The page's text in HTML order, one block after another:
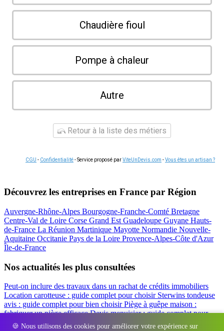
🍪 Nous utilisons des cookies pour améliorer votre expérience sur
Chaudière fioul
Pompe à chaleur
Autre
Retour à la liste des métiers
CGU - Confidentialité- Service proposé parViteUnDevis.com -Vous êtes un artisan ?
Découvrez les entreprises en France par Région
Auvergne-Rhône-Alpes Bourgogne-Franche-Comté Bretagne
Centre-Val de Loire Corse Grand Est Guadeloupe Guyane Hauts-
de-France La Réunion Martinique Mayotte Normandie Nouvelle-
Aquitaine Occitanie Pays de la Loire Provence-Alpes-Côte d'Azur
Île-de-France
Nos actualités les plus consultées
Peut-on inclure des travaux dans un rachat de crédits immobiliers
Location carotteuse : guide complet pour choisir Sterwins tondeuse
avis : guide complet pour bien choisirPiège à guêpe maison :
fabriquer un piège efficaceDevis menuisier : guide complet pour
obtenir le meilleur prix
Simulation rachat de crédit : regrouper prêt